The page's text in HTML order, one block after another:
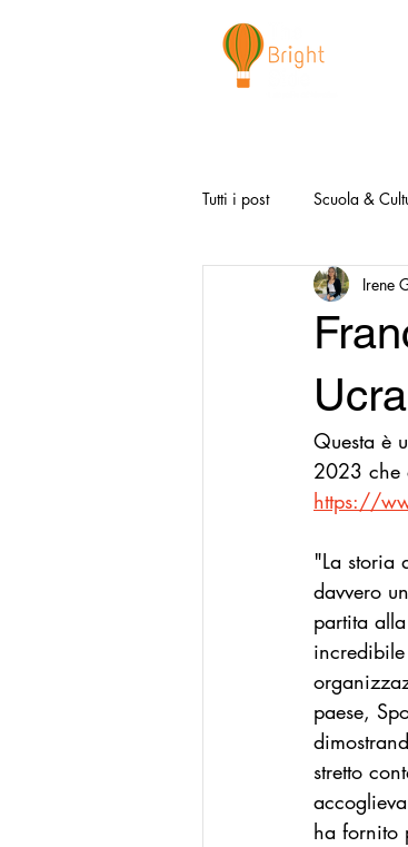
Tutti i post Scuola &
Media & Social
Salute e Benessere
Modello Napoli
La Buona Pubblica
Modello Reggio
Irene
Questa è
2023 che
https://
"La storia
davvero
partita
paese,
stretto
ha fornito